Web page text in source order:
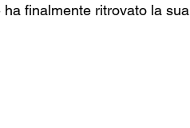
finalmente ritrovato la sua